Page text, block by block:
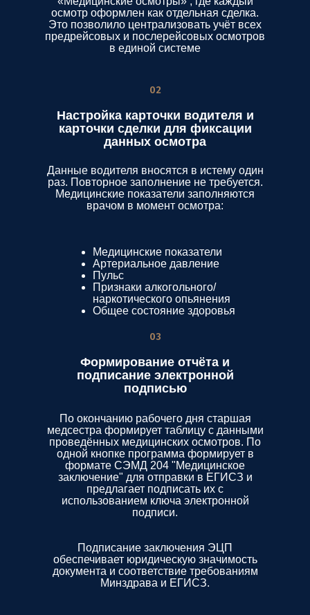
осмотр оформлен как отдельная сделка.
Это позволило централизовать учёт всех
предрейсовых и послерейсовых осмотров
в единой системе
По окончанию рабочего дня старшая
медсестра формирует таблицу с данными
проведённых медицинских осмотров. По
одной кнопке программа формирует в
формате СЭМД 204 "Медицинское
заключение" для отправки в ЕГИСЗ и
предлагает подписать их с
использованием ключа электронной
подписи.
Подписание заключения ЭЦП
обеспечивает юридическую значимость
документа и соответствие требованиям
Минздрава и ЕГИСЗ.
Настройка карточки водителя и
карточки сделки для фиксации
данных осмотра
Данные водителя вносятся в истему один
раз. Повторное заполнение не требуется.
Медицинские показатели заполняются
врачом в момент осмотра:
Медицинские показатели
Артериальное давление
Пульс
Признаки алкогольного/
наркотического опьянения
Общее состояние здоровья
02
03
Формирование отчёта и
подписание электронной
подписью